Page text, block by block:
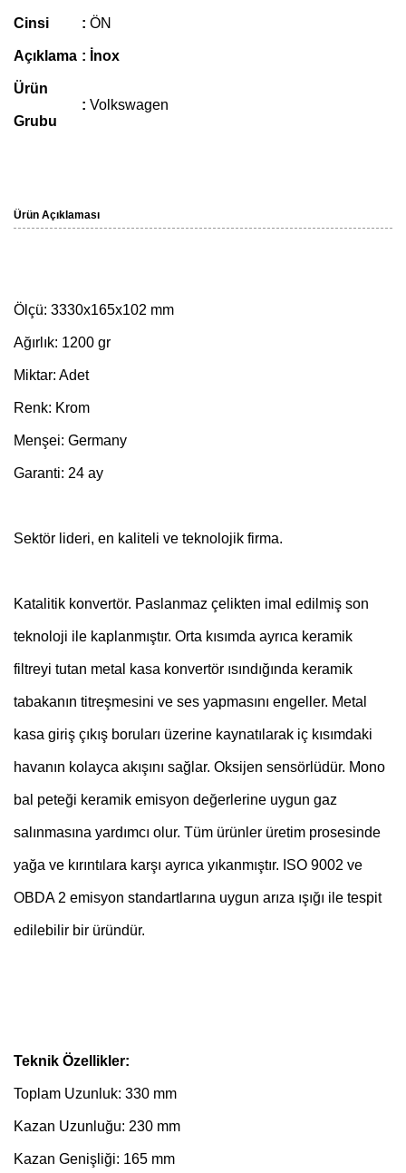
Cinsi : ÖN
Açıklama : İnox
Ürün
Grubu
: Volkswagen
Ürün Açıklaması
Ölçü: 3330x165x102 mm
Ağırlık: 1200 gr
Miktar: Adet
Renk: Krom
Menşei: Germany
Garanti: 24 ay
Sektör lideri, en kaliteli ve teknolojik firma.
Katalitik konvertör. Paslanmaz çelikten imal edilmiş son
teknoloji ile kaplanmıştır. Orta kısımda ayrıca keramik
filtreyi tutan metal kasa konvertör ısındığında keramik
tabakanın titreşmesini ve ses yapmasını engeller. Metal
kasa giriş çıkış boruları üzerine kaynatılarak iç kısımdaki
havanın kolayca akışını sağlar. Oksijen sensörlüdür. Mono
bal peteği keramik emisyon değerlerine uygun gaz
salınmasına yardımcı olur. Tüm ürünler üretim prosesinde
yağa ve kırıntılara karşı ayrıca yıkanmıştır. ISO 9002 ve
OBDA 2 emisyon standartlarına uygun arıza ışığı ile tespit
edilebilir bir üründür.
Teknik Özellikler:
Toplam Uzunluk: 330 mm
Kazan Uzunluğu: 230 mm
Kazan Genişliği: 165 mm